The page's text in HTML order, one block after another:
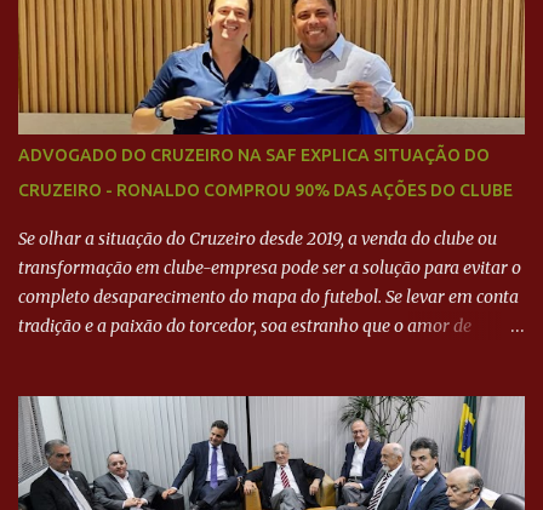
ADVOGADO DO CRUZEIRO NA SAF EXPLICA SITUAÇÃO DO
CRUZEIRO - RONALDO COMPROU 90% DAS AÇÕES DO CLUBE
Se olhar a situação do Cruzeiro desde 2019, a venda do clube ou
transformação em clube-empresa pode ser a solução para evitar o
completo desaparecimento do mapa do futebol. Se levar em conta
tradição e a paixão do torcedor, soa estranho que o amor de
feito imediatamente para pagamento de dívidas emergenciais e
investimentos no departamento de futebol. O projeto apresentado
para a recuperação do Cruzeiro, o aporte financeiro inicial, com
Ronaldo sendo solidário à dívida de R$ 1 bilhão a partir de agora,